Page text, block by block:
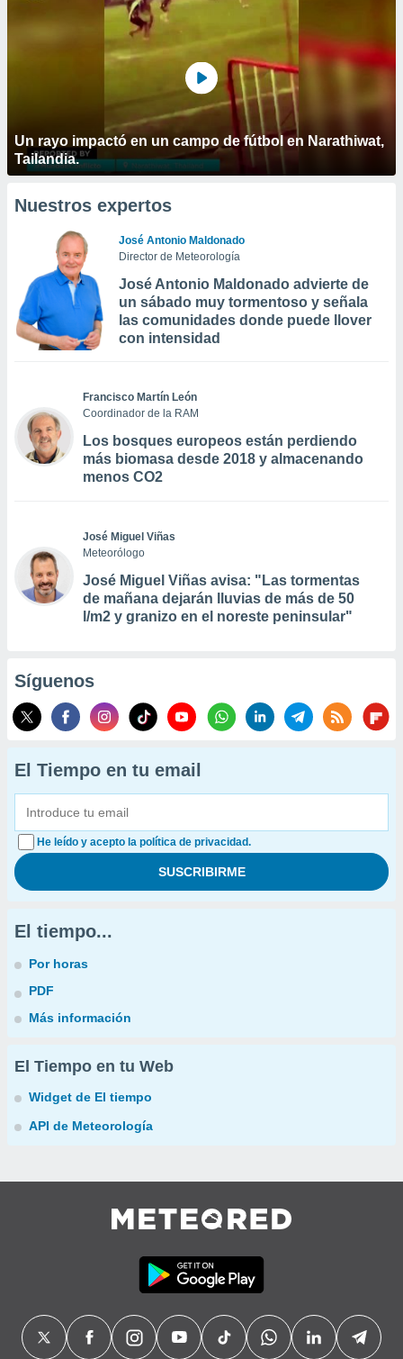
Un rayo impactó en un campo de fútbol en Narathiwat,
Tailandia.
Nuestros expertos
José Antonio Maldonado
Director de Meteorología
José Antonio Maldonado advierte de
un sábado muy tormentoso y señala
las comunidades donde puede llover
con intensidad
Francisco Martín León
Coordinador de la RAM
Los bosques europeos están perdiendo
más biomasa desde 2018 y almacenando
menos CO2
José Miguel Viñas
Meteorólogo
José Miguel Viñas avisa: "Las tormentas
de mañana dejarán lluvias de más de 50
l/m2 y granizo en el noreste peninsular"
Síguenos
El Tiempo en tu email
He leído y acepto la política de privacidad.
El tiempo...
Por horas
PDF
Más información
El Tiempo en tu Web
Widget de El tiempo
API de Meteorología